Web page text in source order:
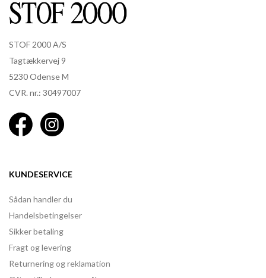
STOF 2000 A/S
Tagtækkervej 9
5230 Odense M
CVR. nr.: 30497007
KUNDESERVICE
Sådan handler du
Handelsbetingelser
Sikker betaling
Fragt og levering
Returnering og reklamation